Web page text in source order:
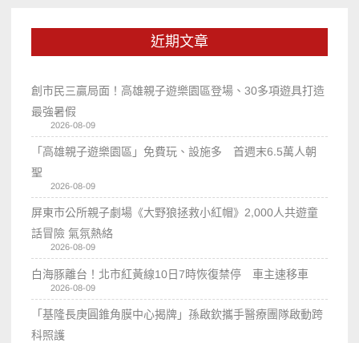
近期文章
創市民三贏局面！高雄親子遊樂園區登場、30多項遊具打造
最強暑假
2026-08-09
「高雄親子遊樂園區」免費玩、設施多 首週末6.5萬人朝
聖
2026-08-09
屏東市公所親子劇場《大野狼拯救小紅帽》2,000人共遊童
話冒險 氣氛熱絡
2026-08-09
白海豚離台！北市紅黃線10日7時恢復禁停 車主速移車
2026-08-09
「基隆長庚圓錐角膜中心揭牌」孫啟欽攜手醫療團隊啟動跨
科照護